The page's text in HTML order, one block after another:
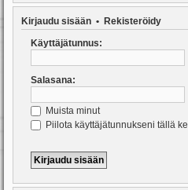
Kirjaudu sisään • Rekisteröidy
Käyttäjätunnus:
Salasana:
Muista minut
Piilota käyttäjätunnukseni tällä